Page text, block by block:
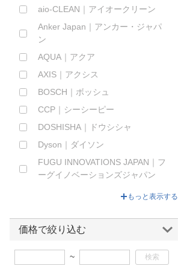
お知らせ
aio-CLEAN｜アイオークリーン
Anker Japan｜アンカー・ジャパ
ン
AQUA｜アクア
AXIS｜アクシス
BOSCH｜ボッシュ
CCP｜シーシーピー
DOSHISHA｜ドウシシャ
Dyson｜ダイソン
FUGU INNOVATIONS JAPAN｜フ
ーグイノベーションズジャパン
HiKOKI｜ハイコーキ
HOTO｜ホト
もっと表示する
価格で絞り込む
~